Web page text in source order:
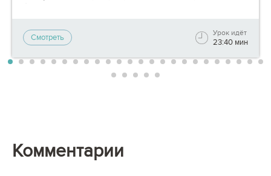
Смотреть
Урок идёт
23:40 мин
Комментарии